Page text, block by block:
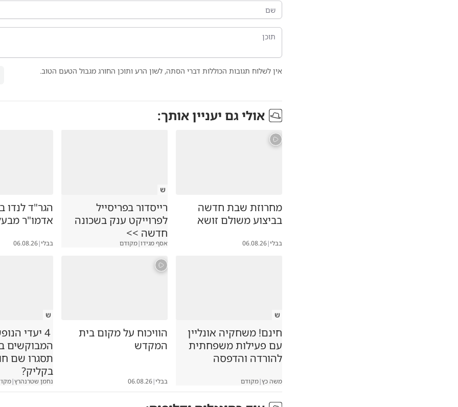
אין לשלוח תגובות הכוללות דברי הסתה, לשון הרע ותוכן החורג מגבול הטעם הטוב.
אולי גם יעניין אותך:
מחרוזת שבת חדשה
בביצוע משולם זושא
בבלי|
06.08.26
ש
רייסדור בפריסייל
לפרוייקט ענק בשכונה
חדשה >>
אסף מגידו|מקודם
הגר"ד לנדו
אדמו"ר
בבלי|
06.08.26
ש
חינם! משחקיה אונליין
עם פעילות משפחתית
להורדה והדפסה
משה כץ|מקודם
הוויכוח על מקום בית
המקדש
בבלי|
06.08.26
ש
4 יעדי
המבוקשים
תסגרו שם
בקליק?
נחמן שטרנהרץ|